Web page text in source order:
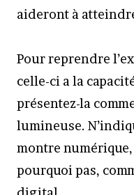
aideront à
Pour reprendre
celle-ci a la
présentez-la
lumineuse.
montre
pourquoi pas,